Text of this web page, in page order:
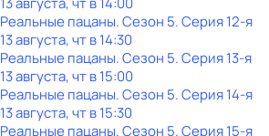
Реальные пацаны. Сезон 5. Серия 12-я
13 августа, чт в 14:30
Реальные пацаны. Сезон 5. Серия 13-я
13 августа, чт в 15:00
Реальные пацаны. Сезон 5. Серия 14-я
13 августа, чт в 15:30
Реальные пацаны. Сезон 5. Серия 15-я